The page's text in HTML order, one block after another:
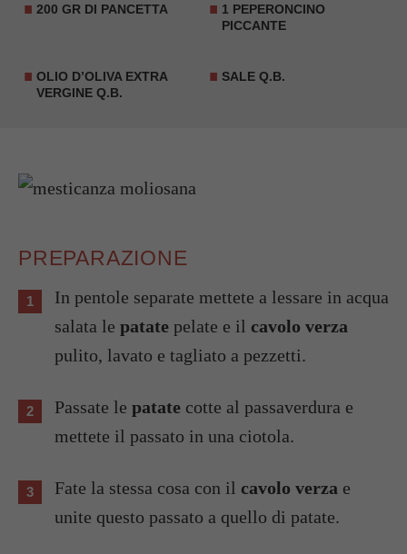
200 GR DI PANCETTA
1 PEPERONCINO
PICCANTE
OLIO D’OLIVA EXTRA
VERGINE Q.B.
SALE Q.B.
PREPARAZIONE
In pentole separate mettete a lessare in acqua
salata le patate pelate e il cavolo verza
pulito, lavato e tagliato a pezzetti.
Passate le patate cotte al passaverdura e
mettete il passato in una ciotola.
Fate la stessa cosa con il cavolo verza e
unite questo passato a quello di patate.